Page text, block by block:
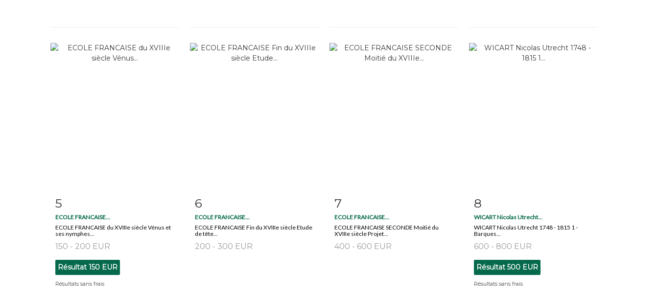
5
ECOLE FRANCAISE...
ECOLE FRANCAISE du XVIIIe siècle Vénus et
ses nymphes...
150 - 200 EUR
Résultat 150 EUR
Résultats sans frais
Fiche détaillée
6
ECOLE FRANCAISE...
ECOLE FRANCAISE Fin du XVIIIe siècle Etude
de tête...
200 - 300 EUR
Fiche détaillée
7
ECOLE FRANCAISE...
ECOLE FRANCAISE SECONDE Moitié du
XVIIIe siècle Projet...
400 - 600 EUR
Fiche détaillée
8
WICART Nicolas Utrecht...
WICART Nicolas Utrecht 1748 - 1815 1 -
Barques...
600 - 800 EUR
Résultat 500 EUR
Résultats sans frais